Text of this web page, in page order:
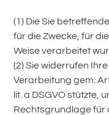
(1) Die Sie
für die Zwecke, für
Weise verarbeitet
(2) Sie widerrufen
Verarbeitung gem.
lit. a DSGVO stützte,
Rechtsgrundlage für